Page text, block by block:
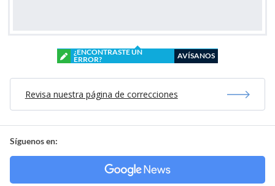
¿ENCONTRASTE UN
ERROR?
AVÍSANOS
Revisa nuestra página de correcciones
Síguenos en: